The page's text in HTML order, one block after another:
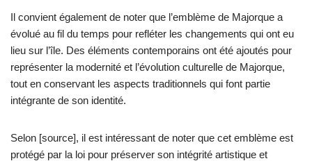
Il convient également de noter que l’emblème de Majorque a
évolué au fil du temps pour refléter les changements qui ont eu
lieu sur l’île. Des éléments contemporains ont été ajoutés pour
représenter la modernité et l’évolution culturelle de Majorque,
tout en conservant les aspects traditionnels qui font partie
intégrante de son identité.
Selon [source], il est intéressant de noter que cet emblème est
protégé par la loi pour préserver son intégrité artistique et